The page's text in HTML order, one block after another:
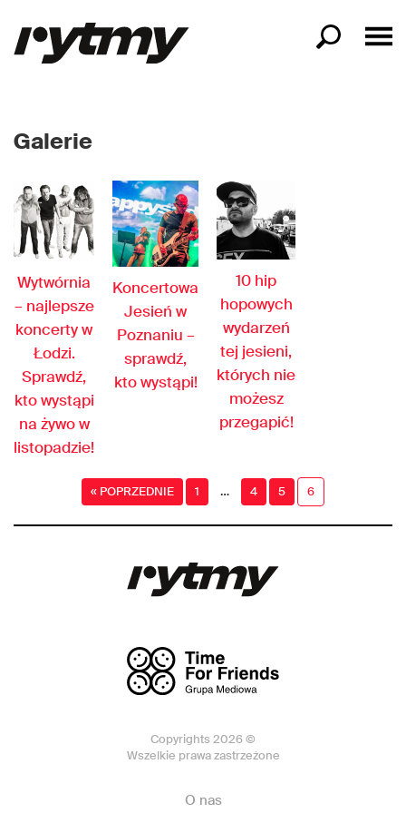
Galerie
Wytwórnia
– najlepsze
koncerty w
Łodzi.
Sprawdź,
kto wystąpi
na żywo w
listopadzie!
Koncertowa
Jesień w
Poznaniu –
sprawdź,
kto wystąpi!
10 hip
hopowych
wydarzeń
tej jesieni,
których nie
możesz
przegapić!
« POPRZEDNIE 1 … 4 5 6
Copyrights 2026 ©
Wszelkie prawa zastrzeżone
O nas